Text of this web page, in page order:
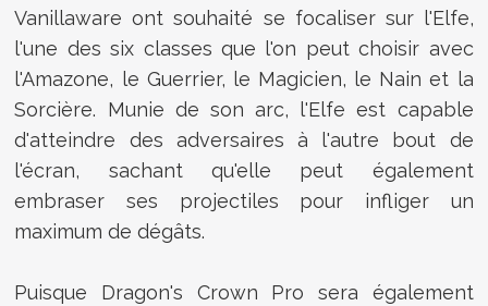
Vanillaware ont souhaité se focaliser sur l'Elfe,
l'une des six classes que l'on peut choisir avec
l'Amazone, le Guerrier, le Magicien, le Nain et la
Sorcière. Munie de son arc, l'Elfe est capable
d'atteindre des adversaires à l'autre bout de
l'écran, sachant qu'elle peut également
embraser ses projectiles pour infliger un
maximum de dégâts.
Puisque Dragon's Crown Pro sera également